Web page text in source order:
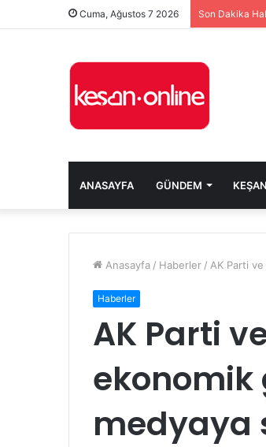
Cuma, Ağustos 7 2026 Son Dakika
ANASAYFA GÜNDEM KEŞAN
Anasayfa / Haberler / AK Parti
Haberler
AK Parti
ekonomik
medyaya